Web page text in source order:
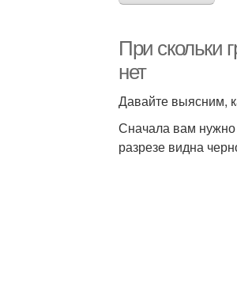
При скольки
нет
Давайте выясним,
Сначала вам нужно
разрезе видна